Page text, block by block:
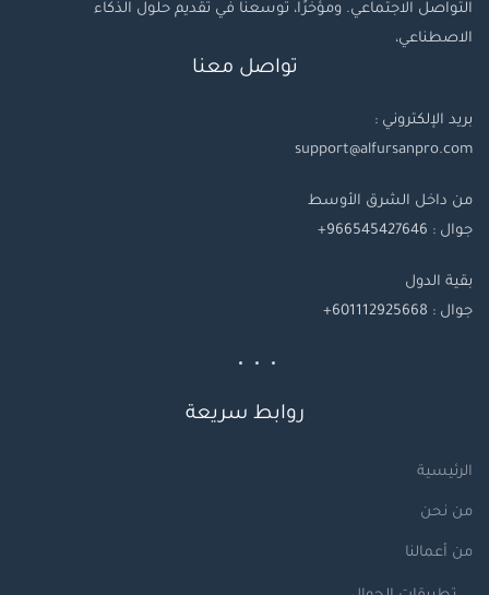
التواصل الاجتماعي. ومؤخرًا، توسعنا في تقديم حلول الذكاء
الاصطناعي،
تواصل معنا
بريد الإلكتروني :
support@alfursanpro.com
من داخل الشرق الأوسط
جوال : 966545427646+
بقية الدول
جوال : 601112925668+
روابط سريعة
الرئيسية
من نحن
من أعمالنا